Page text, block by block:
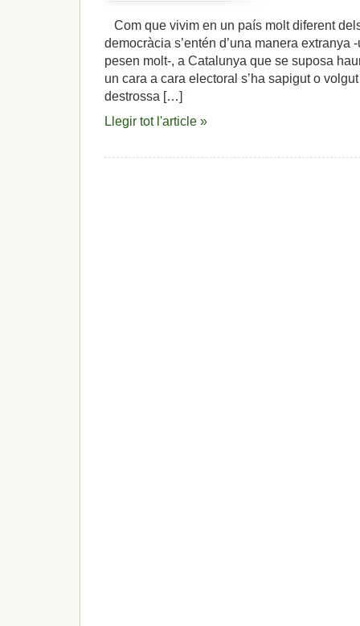
Com que vivim en un país molt diferent
democràcia s’entén d’una manera extranya
pesen molt-, a Catalunya que se suposa
un cara a cara electoral s’ha sapigut o
destrossa […]
Llegir tot l'article »